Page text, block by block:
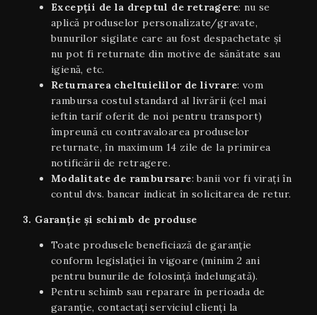
Excepții de la dreptul de retragere: nu se
aplică produselor personalizate/gravate,
bunurilor sigilate care au fost despachetate și
nu pot fi returnate din motive de sănătate sau
igienă, etc.
Returnarea cheltuielilor de livrare: vom
rambursa costul standard al livrării (cel mai
ieftin tarif oferit de noi pentru transport)
împreună cu contravaloarea produselor
returnate, în maximum 14 zile de la primirea
notificării de retragere.
Modalitate de rambursare: banii vor fi virați în
contul dvs. bancar indicat în solicitarea de retur.
3. Garanție și schimb de produse
Toate produsele beneficiază de garanție
conform legislației în vigoare (minim 2 ani
pentru bunurile de folosință îndelungată).
Pentru schimb sau reparare în perioada de
garanție, contactați serviciul clienți la